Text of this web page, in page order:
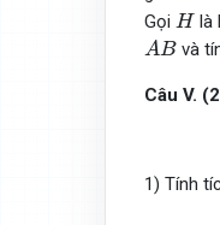
Gọi H
H là
AB
AB và
Câu V.
1) Tính